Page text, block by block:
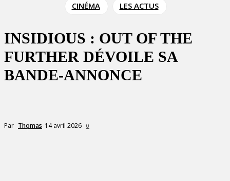
CINÉMA LES ACTUS
INSIDIOUS : OUT OF THE
FURTHER DÉVOILE SA
BANDE-ANNONCE
Par Thomas 14 avril 2026 0